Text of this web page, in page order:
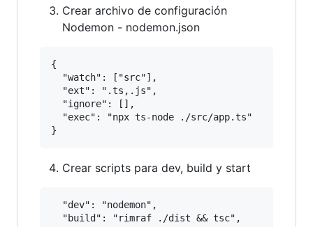
Crear archivo de configuración
Nodemon - nodemon.json
{
  "watch": ["src"],
  "ext": ".ts,.js",
  "ignore": [],
  "exec": "npx ts-node ./src/app.ts"
Crear scripts para dev, build y start
  "dev": "nodemon",
  "build": "rimraf ./dist && tsc",